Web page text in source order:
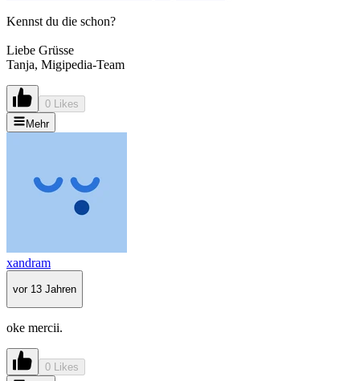
Kennst du die schon?
Liebe Grüsse
Tanja, Migipedia-Team
0 Likes
Mehr
xandram
vor 13 Jahren
oke mercii.
0 Likes